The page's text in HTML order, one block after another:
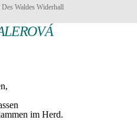
Waldes Widerhall
im Herd.